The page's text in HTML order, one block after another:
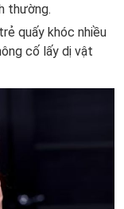
thường.
quấy khóc nhiều
cố lấy dị vật